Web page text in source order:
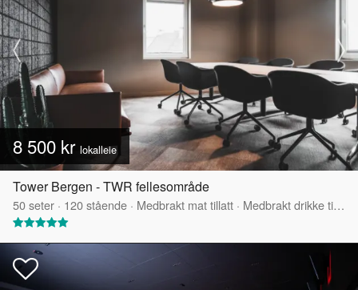
8 500 kr lokalleie
Tower Bergen - TWR fellesområde
50seter · 120stående · Medbrakt mat tillatt · Medbrakt drikke tillatt